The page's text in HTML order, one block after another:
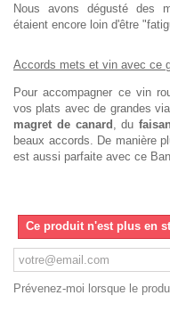
Nous avons dégusté des
étaient encore loin d'être
Accords mets et vin avec ce
Pour accompagner ce vin
vos plats avec de grandes
magret de canard , du faisan
beaux accords. De manière
est aussi parfaite avec ce
Ce produit n'est plus en
Prévenez-moi lorsque le